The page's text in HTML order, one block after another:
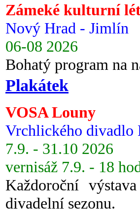
Zámeké kulturní
Nový Hrad - Jimlín
06-08 2026
Bohatý program na
Plakátek
VOSA Louny
Vrchlického divadlo
7.9. - 31.10 2026
vernisáž 7.9. - 18
Každoroční
divadelní sezonu.